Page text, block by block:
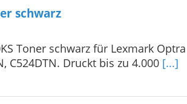
schwarz
Toner schwarz für Lexmark Optra
C524DTN. Druckt bis zu 4.000 [...]